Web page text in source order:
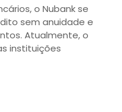
o Nubank se
sem anuidade e
Atualmente, o
instituições